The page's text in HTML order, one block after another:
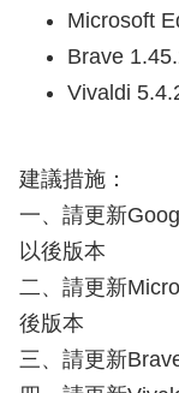
Microsoft
Brave
Vivaldi
建議措施：
一、請更新
以後版本
二、請更新
後版本
三、請更新